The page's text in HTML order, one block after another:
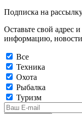
Подписка на
Оставьте свой адрес
информацию,
Все
Техника
Охота
Рыбалка
Туризм